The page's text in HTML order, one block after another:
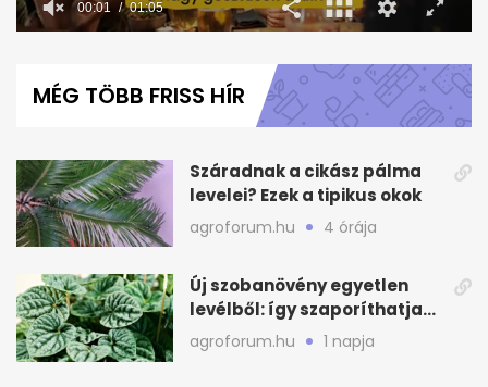
minute,
MÉG TÖBB FRISS HÍR
Száradnak a cikász pálma
levelei? Ezek a tipikus okok
agroforum.hu 4 órája
Új szobanövény egyetlen
levélből: így szaporíthatja
egyszerűen
agroforum.hu 1 napja